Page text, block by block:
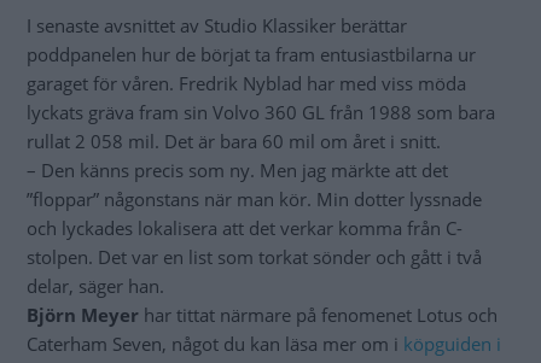
I senaste avsnittet av Studio Klassiker berättar
poddpanelen hur de börjat ta fram entusiastbilarna ur
garaget för våren. Fredrik Nyblad har med viss möda
lyckats gräva fram sin Volvo 360 GL från 1988 som bara
rullat 2 058 mil. Det är bara 60 mil om året i snitt.
– Den känns precis som ny. Men jag märkte att det
”floppar” någonstans när man kör. Min dotter lyssnade
och lyckades lokalisera att det verkar komma från C-
stolpen. Det var en list som torkat sönder och gått i två
delar, säger han.
Björn Meyer har tittat närmare på fenomenet Lotus och
Caterham Seven, något du kan läsa mer om i köpguiden i